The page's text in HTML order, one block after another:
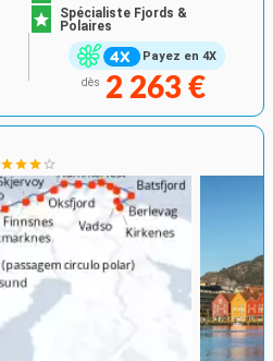
Payez en 4X
Spécialiste Fjords &
Polaires
dès 2 263 €